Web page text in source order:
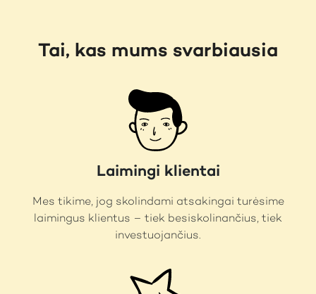
Tai, kas mums svarbiausia
Laimingi klientai
Mes tikime, jog skolindami atsakingai turėsime
laimingus klientus – tiek besiskolinančius, tiek
investuojančius.